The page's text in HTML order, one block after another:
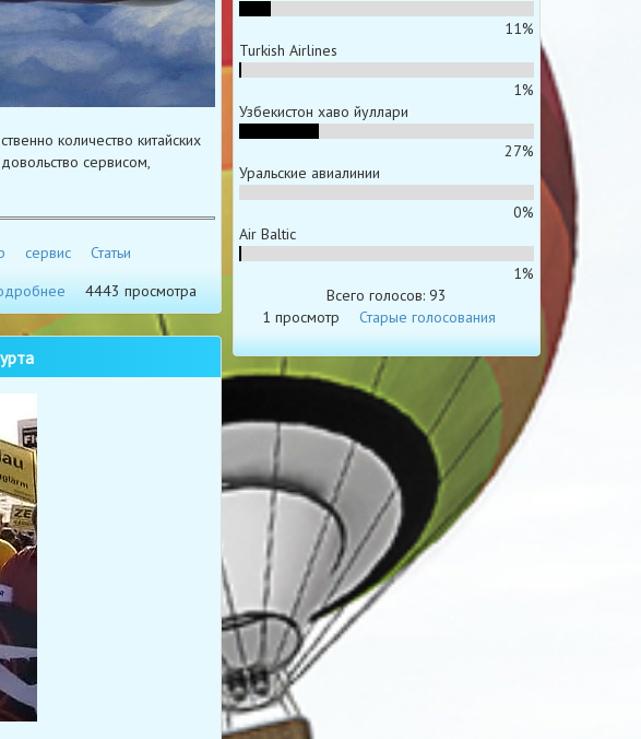
количество китайских
сервисом,
сервис
Статьи
4443 просмотра
11%
Turkish Airlines
1%
Узбекистон хаво йуллари
27%
Уральские авиалинии
0%
Air Baltic
1%
Всего голосов: 93
1 просмотр
Старые голосования